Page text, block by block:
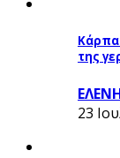
της
23